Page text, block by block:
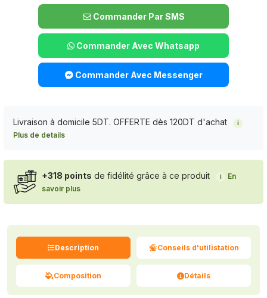
Commander Par SMS
Commander Avec Whatsapp
Commander Avec Messenger
Livraison à domicile 5DT. OFFERTE dès 120DT d'achat i
Plus de details
+318 points de fidélité grâce à ce produit i
En
savoir plus
Description Conseils d'utilistation
Composition Détails